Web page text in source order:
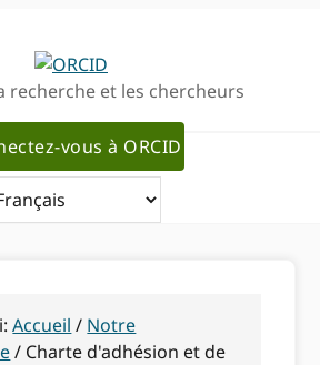
recherche et les chercheurs
vous à ORCID
Accueil / Notre
/ Charte d'adhésion et de